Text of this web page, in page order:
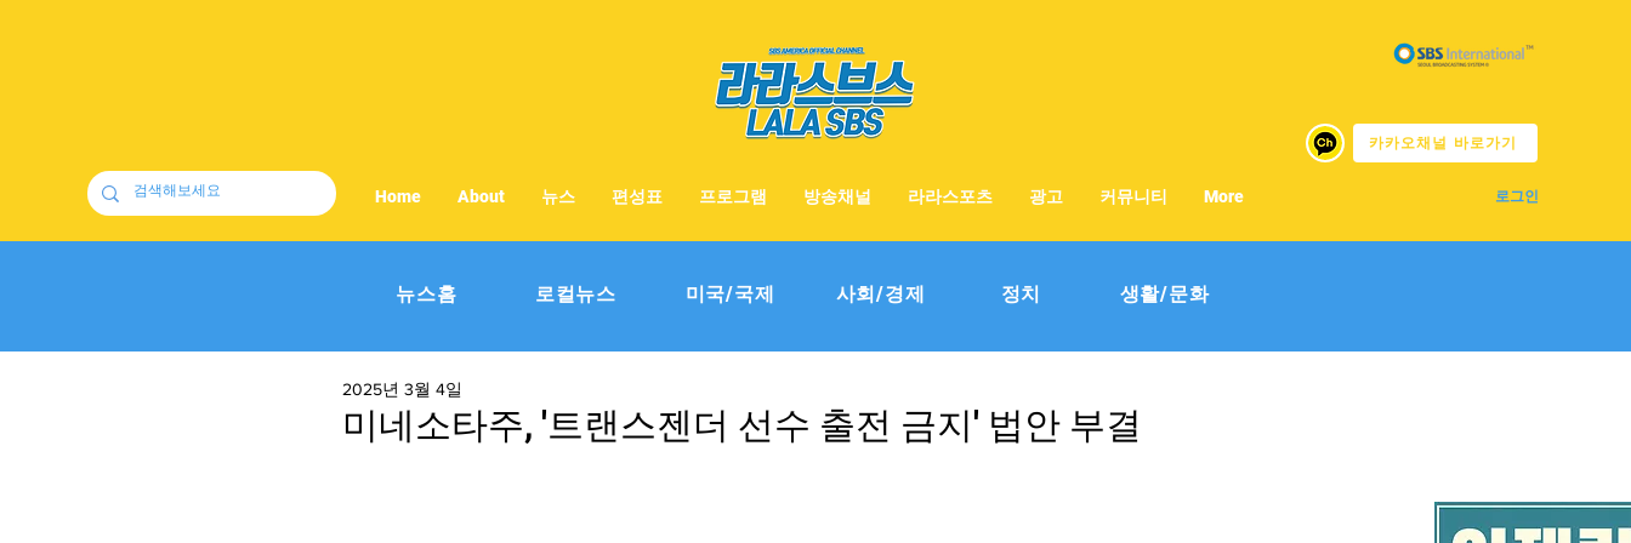
카카오채널 바로가기
로그인
Home About 뉴스 편성표 프로그램 방송채널 라라스포츠 광고 커뮤니티 More
뉴스홈 로컬뉴스 미국/국제 사회/경제 정치 생활/문화
미네소타주, '트랜스젠더 선수 출전 금지' 법안 부결
2025년 3월 4일